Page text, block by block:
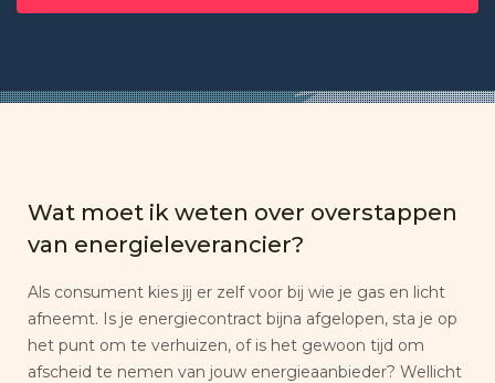
Wat moet ik weten over overstappen
van energieleverancier?
Als consument kies jij er zelf voor bij wie je gas en licht
afneemt. Is je energiecontract bijna afgelopen, sta je op
het punt om te verhuizen, of is het gewoon tijd om
afscheid te nemen van jouw energieaanbieder? Wellicht